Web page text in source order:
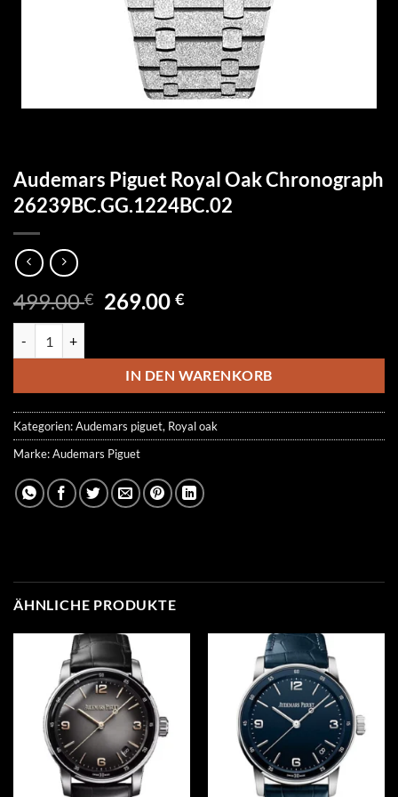
Audemars Piguet Royal Oak Chronograph
26239BC.GG.1224BC.02
499.00€ Ursprünglicher
499.00 €
269.00€Aktueller
269.00 €.
IN DEN WARENKORB
Kategorien:Audemars piguet, Royal oak
Marke:Audemars Piguet
ÄHNLICHE PRODUKTE